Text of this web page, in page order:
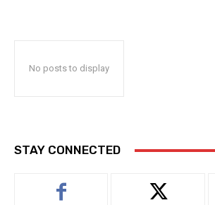
No posts to display
STAY CONNECTED